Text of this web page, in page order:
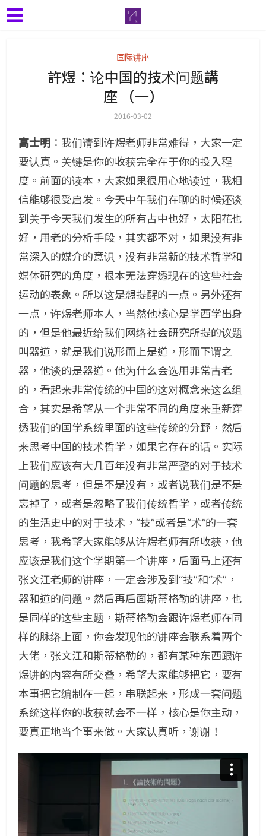
国际讲座
許煜：论中国的技术问题講
座 （一）
2016-03-02
高士明 ：我们请到许煜老师非常难得，大家一定
要认真。关键是你的收获完全在于你的投入程
度。前面的读本，大家如果很用心地读过，我相
信能够很受启发。今天中午我们在聊的时候还谈
到关于今天我们发生的所有占中也好，太阳花也
好，用老的分析手段，其实都不对，如果没有非
常深入的媒介的意识，没有非常新的技术哲学和
媒体研究的角度，根本无法穿透现在的这些社会
运动的表象。所以这是想提醒的一点。另外还有
一点，许煜老师本人，当然他核心是学西学出身
的，但是他最近给我们网络社会研究所提的议题
叫器道，就是我们说形而上是道，形而下谓之
器，他谈的是器道。他为什么会选用非常古老
的，看起来非常传统的中国的这对概念来这么组
合，其实是希望从一个非常不同的角度来重新穿
透我们的国学系统里面的这些传统的分野，然后
来思考中国的技术哲学，如果它存在的话。实际
上我们应该有大几百年没有非常严整的对于技术
问题的思考，但是不是没有，或者说我们是不是
忘掉了，或者是忽略了我们传统哲学，或者传统
的生活史中的对于技术，“技”或者是“术”的一套
思考，我希望大家能够从许煜老师有所收获，他
应该是我们这个学期第一个讲座，后面马上还有
张文江老师的讲座，一定会涉及到“技”和“术”，
器和道的问题。然后再后面斯蒂格勒的讲座，也
是同样的这些主题，斯蒂格勒会跟许煜老师在同
样的脉络上面，你会发现他的讲座会联系着两个
大佬，张文江和斯蒂格勒的，都有某种东西跟许
煜讲的内容有所交叠，希望大家能够把它，要有
本事把它编制在一起，串联起来，形成一套问题
系统这样你的收获就会不一样，核心是你主动，
要真正地当个事来做。大家认真听，谢谢！